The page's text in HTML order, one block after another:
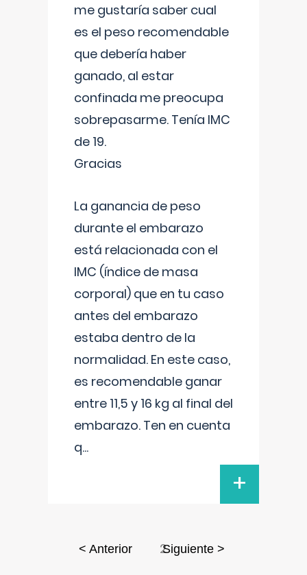
me gustaría saber cual
es el peso recomendable
que debería haber
ganado, al estar
confinada me preocupa
sobrepasarme. Tenía IMC
de 19.
Gracias
La ganancia de peso
durante el embarazo
está relacionada con el
IMC (índice de masa
corporal) que en tu caso
antes del embarazo
estaba dentro de la
normalidad. En este caso,
es recomendable ganar
entre 11,5 y 16 kg al final del
embarazo. Ten en cuenta
q...
+
< Anterior 2Siguiente >